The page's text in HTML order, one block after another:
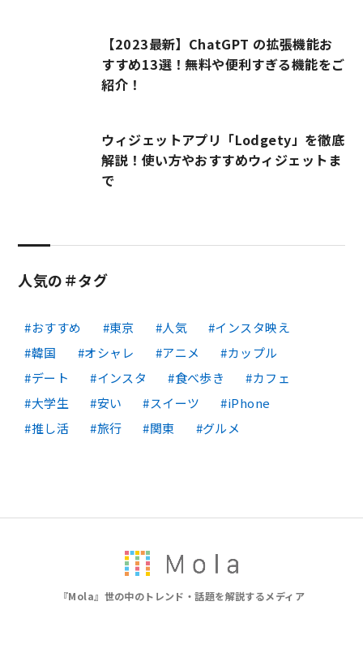
【2023最新】ChatGPT の拡張機能お
すすめ13選！無料や便利すぎる機能をご
紹介！
ウィジェットアプリ「Lodgety」を徹底
解説！使い方やおすすめウィジェットま
で
人気の＃タグ
おすすめ 東京 人気
インスタ映え
韓国
オシャレ アニメ
カップル
デート
インスタ 食べ歩き
カフェ
大学生
安い スイーツ
iPhone
推し活
旅行 関東 グルメ
『Mola』世の中のトレンド・話題を解説するメディア